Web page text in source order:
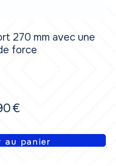
270 mm avec une
force
€
au panier